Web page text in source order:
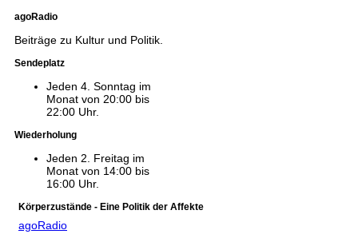
agoRadio
Beiträge zu Kultur und Politik.
Sendeplatz
Jeden 4. Sonntag im
Monat von 20:00 bis
22:00 Uhr.
Wiederholung
Jeden 2. Freitag im
Monat von 14:00 bis
16:00 Uhr.
Körperzustände - Eine Politik der Affekte
agoRadio